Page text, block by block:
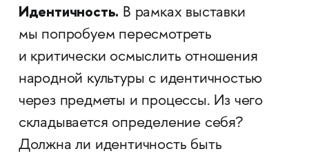
Идентичность. В рамках выставки
мы попробуем пересмотреть
и критически осмыслить отношения
народной культуры с идентичностью
через предметы и процессы. Из чего
складывается определение себя?
Должна ли идентичность быть